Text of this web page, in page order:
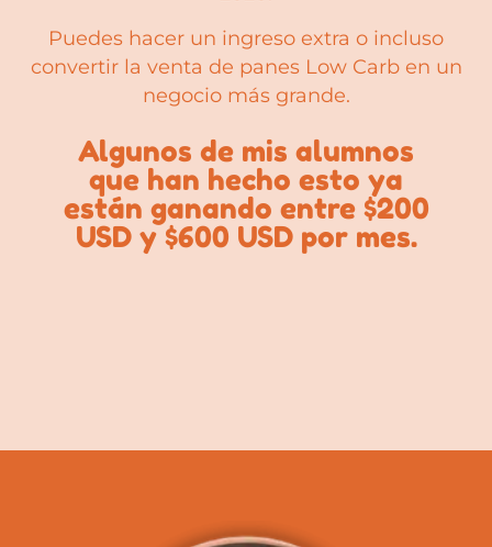
Puedes hacer un ingreso extra o incluso
convertir la venta de panes Low Carb en un
negocio más grande.
Algunos de mis alumnos
que han hecho esto ya
están ganando entre $200
USD y $600 USD por mes.